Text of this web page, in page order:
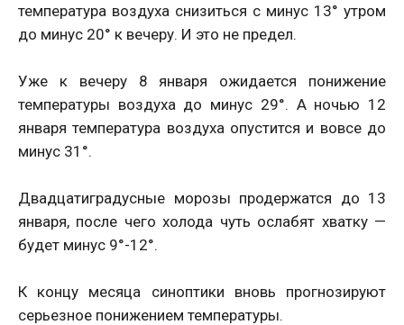
температура воздуха снизиться с минус 13° утром
до минус 20° к вечеру. И это не предел.
Уже к вечеру 8 января ожидается понижение
температуры воздуха до минус 29°. А ночью 12
января температура воздуха опустится и вовсе до
минус 31°.
Двадцатиградусные морозы продержатся до 13
января, после чего холода чуть ослабят хватку —
будет минус 9°-12°.
К концу месяца синоптики вновь прогнозируют
серьезное понижением температуры.